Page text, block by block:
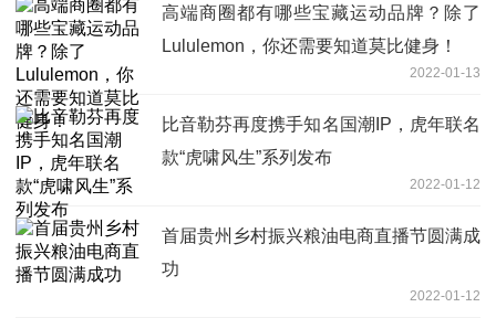
高端商圈都有哪些宝藏运动品牌？除了
Lululemon，你还需要知道莫比健身！
2022-01-13
比音勒芬再度携手知名国潮IP，虎年联名
款“虎啸风生”系列发布
2022-01-12
首届贵州乡村振兴粮油电商直播节圆满成
功
2022-01-12